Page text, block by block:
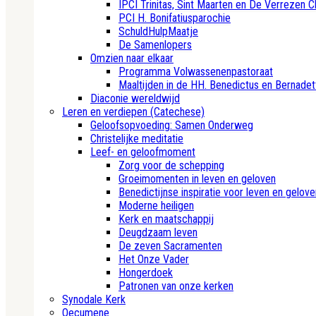
IPCI Trinitas, Sint Maarten en De Verrezen
PCI H. Bonifatiusparochie
SchuldHulpMaatje
De Samenlopers
Omzien naar elkaar
Programma Volwassenenpastoraat
Maaltijden in de HH. Benedictus en
Diaconie wereldwijd
Leren en verdiepen (Catechese)
Geloofsopvoeding: Samen Onderweg
Christelijke meditatie
Leef- en geloofmoment
Zorg voor de schepping
Groeimomenten in leven en geloven
Benedictijnse inspiratie voor leven en
Moderne heiligen
Kerk en maatschappij
Deugdzaam leven
De zeven Sacramenten
Het Onze Vader
Hongerdoek
Patronen van onze kerken
Synodale Kerk
Oecumene